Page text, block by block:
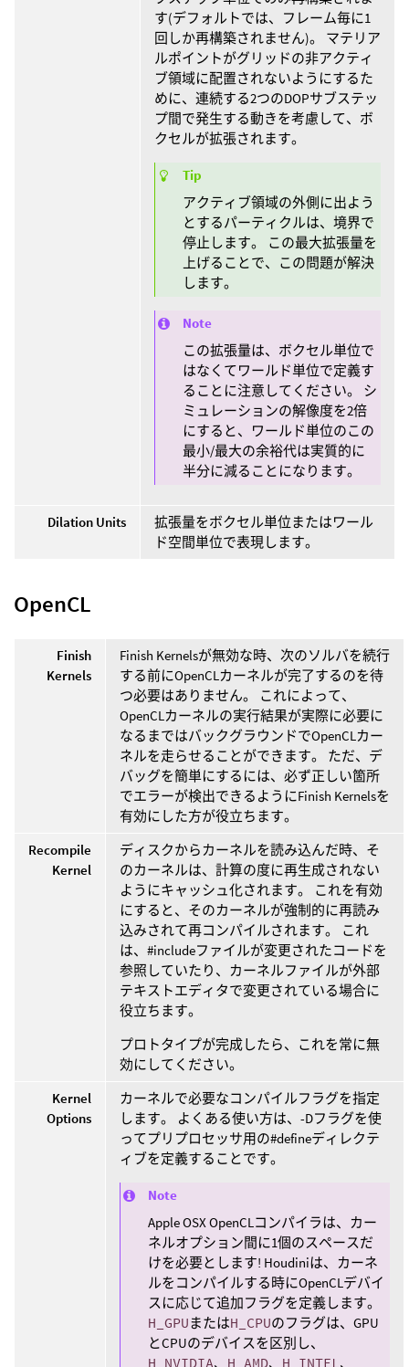
す(デフォルトでは、フレーム毎に1
回しか再構築されません)。 マテリア
ルポイントがグリッドの非アクティ
ブ領域に配置されないようにするた
めに、連続する2つのDOPサブステッ
プ間で発生する動きを考慮して、ボ
クセルが拡張されます。
Tip
アクティブ領域の外側に出よう
とするパーティクルは、境界で
停止します。 この最大拡張量を
上げることで、この問題が解決
します。
Note
この拡張量は、ボクセル単位で
はなくてワールド単位で定義す
ることに注意してください。 シ
ミュレーションの解像度を2倍
にすると、ワールド単位のこの
最小/最大の余裕代は実質的に
半分に減ることになります。
Dilation Units
拡張量をボクセル単位またはワール
ド空間単位で表現します。
OpenCL
Finish
Kernels
Finish Kernelsが無効な時、次のソルバを続行
する前にOpenCLカーネルが完了するのを待
つ必要はありません。 これによって、
OpenCLカーネルの実行結果が実際に必要に
なるまではバックグラウンドでOpenCLカー
ネルを走らせることができます。 ただ、デ
バッグを簡単にするには、必ず正しい箇所
でエラーが検出できるようにFinish Kernelsを
有効にした方が役立ちます。
Recompile
Kernel
ディスクからカーネルを読み込んだ時、そ
のカーネルは、計算の度に再生成されない
ようにキャッシュ化されます。 これを有効
にすると、そのカーネルが強制的に再読み
込みされて再コンパイルされます。 これ
は、#includeファイルが変更されたコードを
参照していたり、カーネルファイルが外部
テキストエディタで変更されている場合に
役立ちます。
プロトタイプが完成したら、これを常に無
効にしてください。
Kernel
Options
カーネルで必要なコンパイルフラグを指定
します。 よくある使い方は、-Dフラグを使
ってプリプロセッサ用の#defineディレクテ
ィブを定義することです。
Note
Apple OSX OpenCLコンパイラは、カー
ネルオプション間に1個のスペースだ
けを必要とします! Houdiniは、カーネ
ルをコンパイルする時にOpenCLデバイ
スに応じて追加フラグを定義します。
H_GPUまたはH_CPUのフラグは、GPU
とCPUのデバイスを区別し、
H_NVIDIA、 H_AMD、 H_INTEL 、